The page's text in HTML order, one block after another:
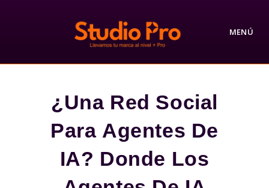
MENÚ
¿Una Red Social
Para Agentes De
IA? Donde Los